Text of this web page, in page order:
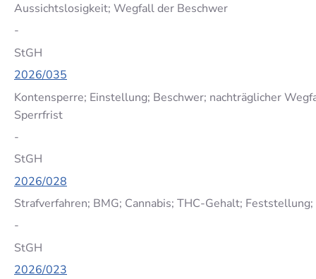
Aussichtslosigkeit; Wegfall der Beschwer
-
StGH
2026/035
Kontensperre; Einstellung; Beschwer; nachträglicher
Sperrfrist
-
StGH
2026/028
Strafverfahren; BMG; Cannabis; THC-Gehalt;
-
StGH
2026/023